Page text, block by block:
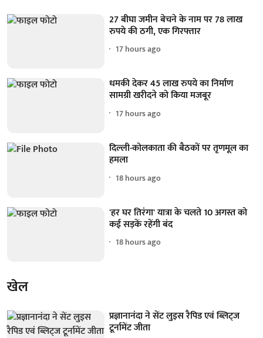
27 बीघा जमीन बेचने के नाम पर 78 लाख
रुपये की ठगी, एक गिरफ्तार
17 hours ago
धमकी देकर 45 लाख रुपये का निर्माण
सामग्री खरीदने को किया मजबूर
17 hours ago
दिल्ली-कोलकाता की बैठकों पर तृणमूल का
हमला
18 hours ago
'हर घर तिरंगा' यात्रा के चलते 10 अगस्त को
कई सड़कें रहेंगी बंद
18 hours ago
खेल
प्रज्ञानानंदा ने सेंट लुइस रैपिड एवं ब्लिट्ज
टूर्नामेंट जीता